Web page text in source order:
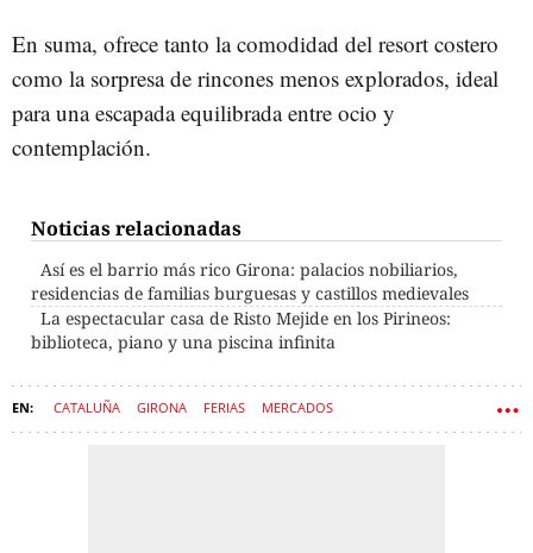
En suma, ofrece tanto la comodidad del resort costero
como la sorpresa de rincones menos explorados, ideal
para una escapada equilibrada entre ocio y
contemplación.
Noticias relacionadas
Así es el barrio más rico Girona: palacios nobiliarios,
residencias de familias burguesas y castillos medievales
La espectacular casa de Risto Mejide en los Pirineos:
biblioteca, piano y una piscina infinita
CATALUÑA GIRONA FERIAS MERCADOS